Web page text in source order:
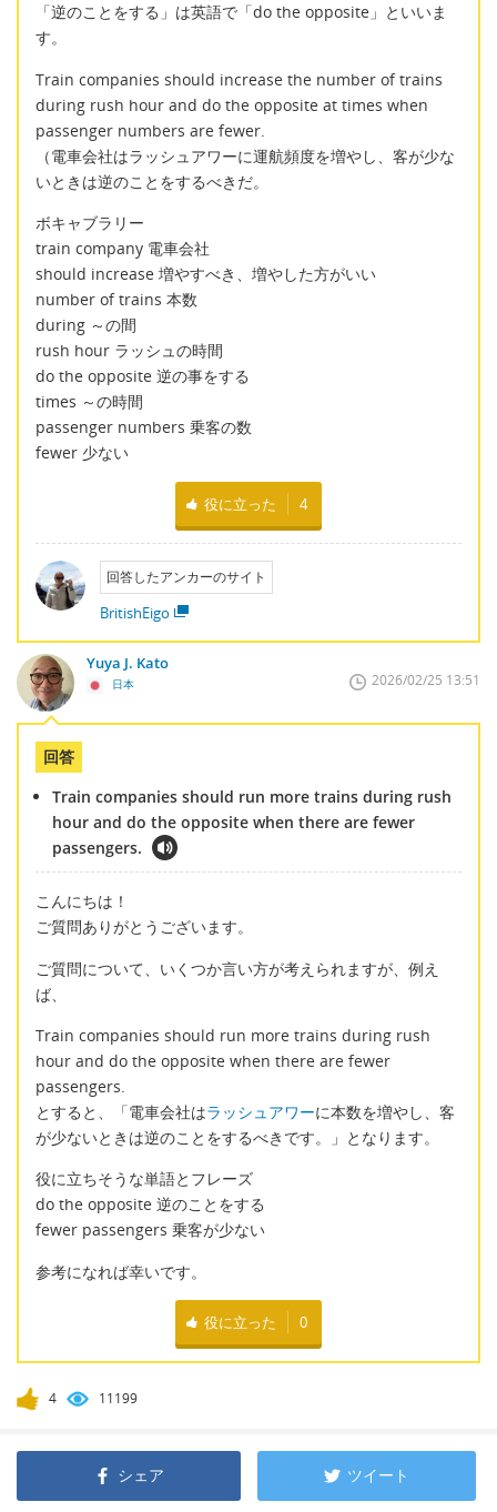
「逆のことをする」は英語で「do the opposite」といいま
す。
Train companies should increase the number of trains
during rush hour and do the opposite at times when
passenger numbers are fewer.
（電車会社はラッシュアワーに運航頻度を増やし、客が少な
いときは逆のことをするべきだ。
ボキャブラリー
train company 電車会社
should increase 増やすべき、増やした方がいい
number of trains 本数
during ～の間
rush hour ラッシュの時間
do the opposite 逆の事をする
times ～の時間
passenger numbers 乗客の数
fewer 少ない
役に立った 4
回答したアンカーのサイト
BritishEigo
Yuya J. Kato
日本 2026/02/25 13:51
回答
Train companies should run more trains during rush
hour and do the opposite when there are fewer
passengers.
こんにちは！
ご質問ありがとうございます。
ご質問について、いくつか言い方が考えられますが、例え
ば、
Train companies should run more trains during rush
hour and do the opposite when there are fewer
passengers.
とすると、「電車会社はラッシュアワーに本数を増やし、客
が少ないときは逆のことをするべきです。」となります。
役に立ちそうな単語とフレーズ
do the opposite 逆のことをする
fewer passengers 乗客が少ない
参考になれば幸いです。
役に立った 0
4 11199
シェア ツイート